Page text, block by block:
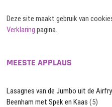
Deze site maakt gebruik van
Verklaring pagina.
MEESTE APPLAUS
Lasagnes van de Jumbo uit de
Beenham met Spek en Kaas (5)